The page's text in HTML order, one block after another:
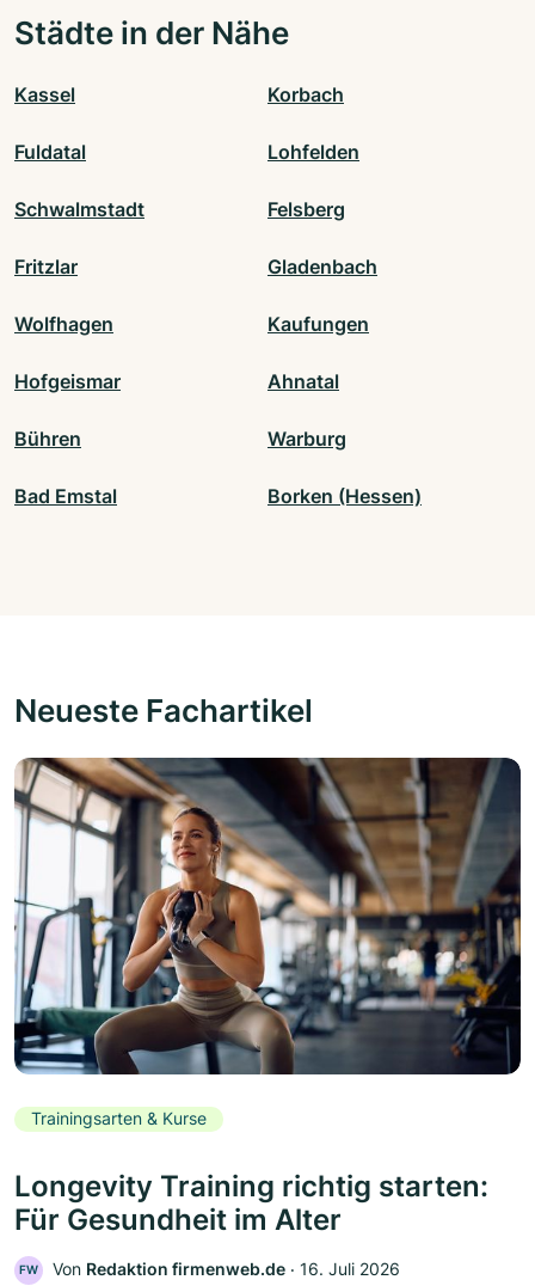
Städte in der Nähe
Kassel Korbach
Fuldatal Lohfelden
Schwalmstadt Felsberg
Fritzlar Gladenbach
Wolfhagen Kaufungen
Hofgeismar Ahnatal
Bühren Warburg
Bad Emstal Borken (Hessen)
Neueste Fachartikel
Trainingsarten & Kurse
Longevity Training richtig starten:
Für Gesundheit im Alter
FW Von Redaktion firmenweb.de ‧ 16. Juli 2026